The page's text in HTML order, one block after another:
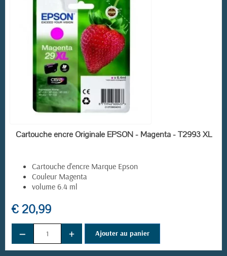
EN STOCK
Cartouche encre Originale EPSON - Magenta - T2993 XL
Cartouche d'encre Marque Epson
Couleur Magenta
volume 6.4 ml
€ 20,99
− + Ajouter au panier